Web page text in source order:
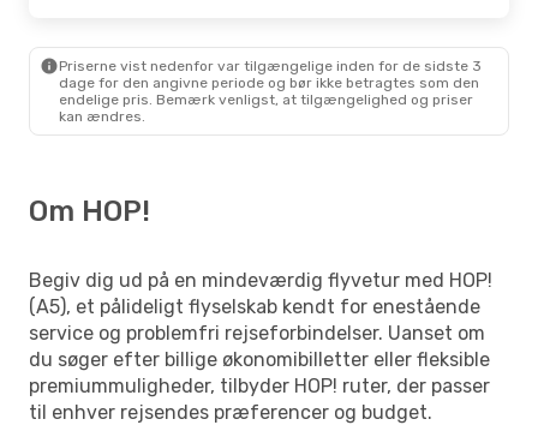
Priserne vist nedenfor var tilgængelige inden for de sidste 3
dage for den angivne periode og bør ikke betragtes som den
endelige pris. Bemærk venligst, at tilgængelighed og priser
kan ændres.
Om HOP!
Begiv dig ud på en mindeværdig flyvetur med HOP!
(A5), et pålideligt flyselskab kendt for enestående
service og problemfri rejseforbindelser. Uanset om
du søger efter billige økonomibilletter eller fleksible
premiummuligheder, tilbyder HOP! ruter, der passer
til enhver rejsendes præferencer og budget.